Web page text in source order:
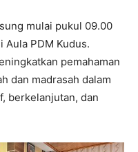
mulai pukul 09.00
PDM Kudus.
pemahaman
dan madrasah dalam
berkelanjutan, dan